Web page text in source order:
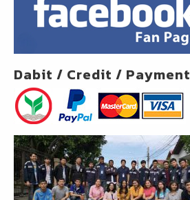
Dabit / Credit / Payment